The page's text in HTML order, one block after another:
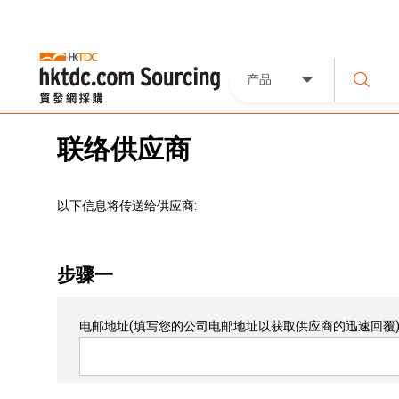
产品
联络供应商
以下信息将传送给供应商:
步骤一
电邮地址(填写您的公司电邮地址以获取供应商的迅速回覆)